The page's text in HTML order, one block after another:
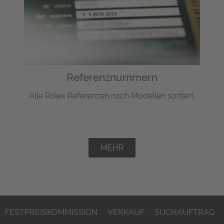
Referenznummern
Alle Rolex Referenzen nach Modellen sortiert.
MEHR
FESTPREISKOMMISSION VERKAUF SUCHAUFTRAG